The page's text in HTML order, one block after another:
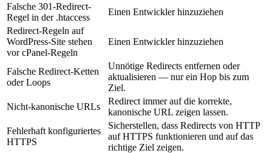
Falsche 301-Redirect-
Regel in der .htaccess
Einen Entwickler hinzuziehen
Redirect-Regeln auf
WordPress-Site stehen
vor cPanel-Regeln
Einen Entwickler hinzuziehen
Falsche Redirect-Ketten
oder Loops
Unnötige Redirects entfernen oder
aktualisieren — nur ein Hop bis zum
Ziel.
Nicht-kanonische URLs
Redirect immer auf die korrekte,
kanonische URL zeigen lassen.
Fehlerhaft konfiguriertes
HTTPS
Sicherstellen, dass Redirects von HTTP
auf HTTPS funktionieren und auf das
richtige Ziel zeigen.